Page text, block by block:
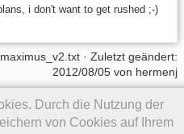
Durch die Nutzung der
von Cookies auf Ihrem
i don't want to get rushed ;-)
· Zuletzt geändert:
2012/08/05 von hermenj
Inhalt dieses Wikis unter der
CC Attribution-Noncommercial-